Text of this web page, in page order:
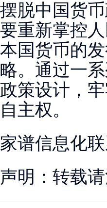
摆脱中国货
要重新掌控
本国货币的
略。通过一
政策设计，
自主权。
家谱信息化
声明：转载